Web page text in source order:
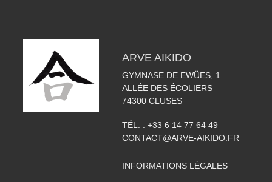
ARVE AIKIDO
GYMNASE DE EWÜES, 1
ALLÉE DES ÉCOLIERS
74300 CLUSES
TÉL. : +33 6 14 77 64 49
CONTACT@ARVE-AIKIDO.FR
INFORMATIONS LÉGALES